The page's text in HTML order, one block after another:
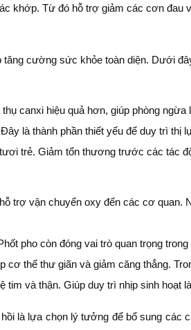
khớp. Từ đó hỗ trợ giảm các cơn đau
cường sức khỏe toàn diện. Dưới
canxi hiệu quả hơn, giúp phòng
là thành phần thiết yếu để duy trì
trẻ. Giảm tổn thương trước các tác
trợ vận chuyển oxy đến các cơ
pho còn đóng vai trò quan trọng
cơ thể thư giãn và giảm căng thẳng.
và thận. Giúp duy trì nhịp sinh hoạt
là lựa chọn lý tưởng để bổ sung